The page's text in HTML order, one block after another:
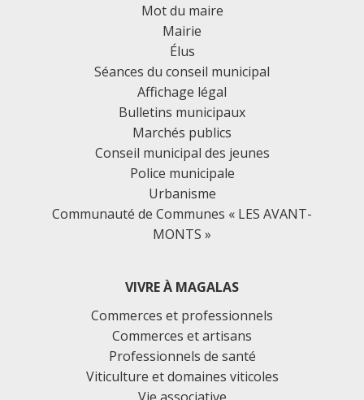
Mot du maire
Mairie
Élus
Séances du conseil municipal
Affichage légal
Bulletins municipaux
Marchés publics
Conseil municipal des jeunes
Police municipale
Urbanisme
Communauté de Communes « LES AVANT-
MONTS »
VIVRE À MAGALAS
Commerces et professionnels
Commerces et artisans
Professionnels de santé
Viticulture et domaines viticoles